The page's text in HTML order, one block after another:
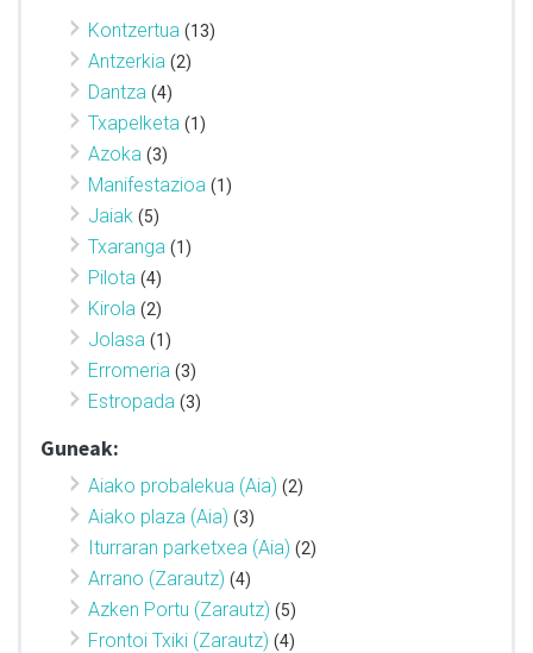
Kontzertua (13)
Antzerkia (2)
Dantza (4)
Txapelketa (1)
Azoka (3)
Manifestazioa (1)
Jaiak (5)
Txaranga (1)
Pilota (4)
Kirola (2)
Jolasa (1)
Erromeria (3)
Estropada (3)
Guneak:
Aiako probalekua (Aia) (2)
Aiako plaza (Aia) (3)
Iturraran parketxea (Aia) (2)
Arrano (Zarautz) (4)
Azken Portu (Zarautz) (5)
Frontoi Txiki (Zarautz) (4)